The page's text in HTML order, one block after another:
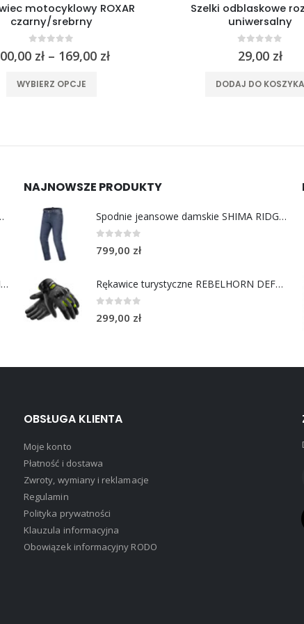
odblaskowe rozmiar
uniwersalny
out of 5
29,00zł
DODAJ DO KOSZYKA
Zestaw słuchawkowy
Dual 5.0
out of 5
399,00zł
DODAJ DO KOSZYKA
MotoSafe Pro
Chusta bawełniana Choppers Division NIE JEDZIESZ NIE ŻYJESZ
NAJNOWSZE PRODUKTY
Spodnie jeansowe damskie SHIMA RIDGE LADY blue
out of 5
799,00 zł
Rękawice turystyczne REBELHORN DEFENDER black yellow fluo
out of 5
299,00 zł
OBSŁUGA KLIENTA
Moje konto
Płatność i dostawa
Zwroty, wymiany i reklamacje
Regulamin
Polityka prywatności
Klauzula informacyjna
Obowiązek informacyjny RODO